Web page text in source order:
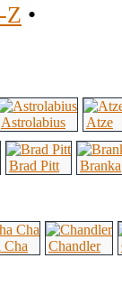
Z •
Astrolabius Atze
Brad Pitt Branka
Cha Chandler